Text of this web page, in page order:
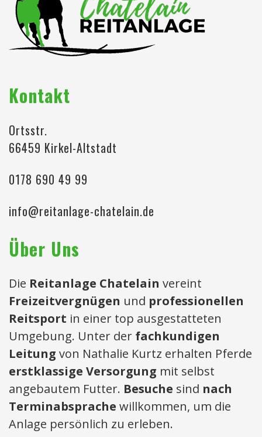
Kontakt
Ortsstr.
66459 Kirkel-Altstadt
0178 690 49 99
info@reitanlage-chatelain.de
Über Uns
Die Reitanlage Chatelain vereint
Freizeitvergnügen und professionellen
Reitsport in einer top ausgestatteten
Umgebung. Unter der fachkundigen
Leitung von Nathalie Kurtz erhalten Pferde
erstklassige Versorgung mit selbst
angebautem Futter. Besuche sind nach
Terminabsprache willkommen, um die
Anlage persönlich zu erleben.